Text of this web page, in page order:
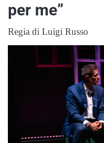
per me”
Regia di Luigi Russo